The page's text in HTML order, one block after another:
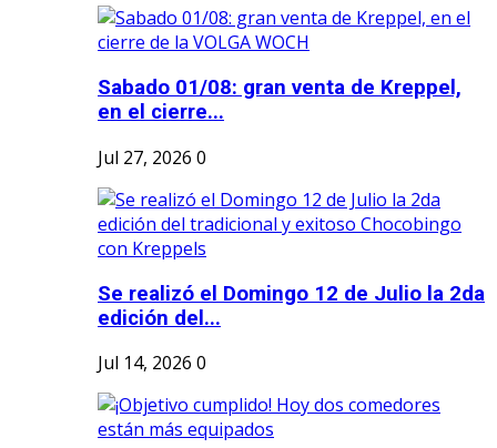
Sabado 01/08: gran venta de Kreppel,
en el cierre...
Jul 27, 2026 0
Se realizó el Domingo 12 de Julio la 2da
edición del...
Jul 14, 2026 0